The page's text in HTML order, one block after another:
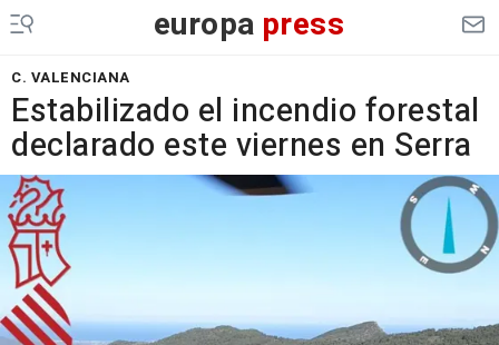
europa press
C. VALENCIANA
Estabilizado el incendio forestal
declarado este viernes en Serra